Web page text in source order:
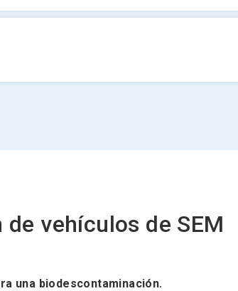
vehículos de SEM
una biodescontaminación.